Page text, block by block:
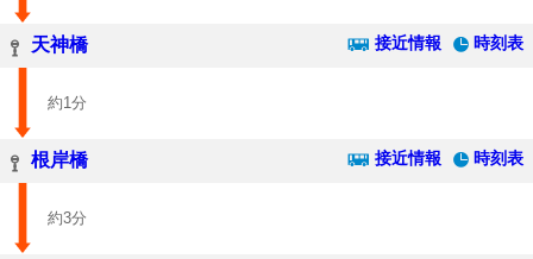
天神橋 接近情報 時刻表
約1分
根岸橋 接近情報 時刻表
約3分